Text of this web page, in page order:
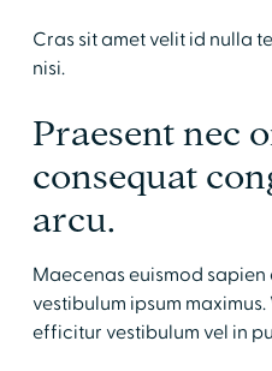
Cras sit amet velit id nulla
nisi.
Praesent nec
consequat
arcu.
Maecenas euismod
vestibulum ipsum
efficitur vestibulum vel in